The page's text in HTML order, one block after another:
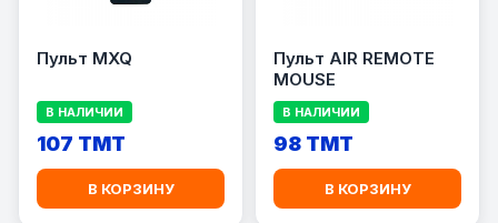
Пульт MXQ
В НАЛИЧИИ
107 TMT
В КОРЗИНУ
Пульт AIR REMOTE
MOUSE
В НАЛИЧИИ
98 TMT
В КОРЗИНУ